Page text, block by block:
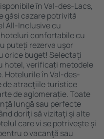
în Val-des-Lacs,
găsi cazare potrivită
All-Inclusive cu
confortabile cu
puteți rezerva uşor
orice buget! Selectați
hotel, verificați metodele
Hotelurile în Val-des-
de atracţiile turistice
de aglomerație. Toate
lungă sau perfecte
doriţi să vizitaţi şi alte
care vi se potriveşte și
o vacanţă sau